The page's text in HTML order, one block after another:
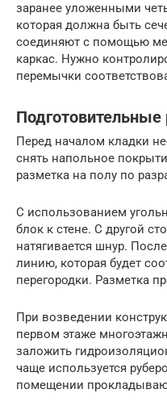
заранее уложенными
которая должна быть
соединяют с помощью
каркас. Нужно
перемычки
Перед началом кладки
снять напольное
разметка на полу по
С использованием
блок к стене. С другой
натягивается шнур.
линию, которая будет
перегородки. Разметка
При возведении
первом этаже
заложить
чаще используется
помещении